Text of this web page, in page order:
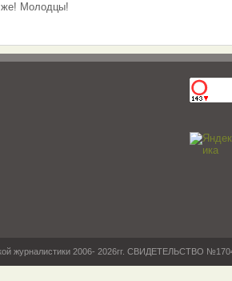
же! Молодцы!
журналистики 2006- 2026гг. СВИДЕТЕЛЬСТВО